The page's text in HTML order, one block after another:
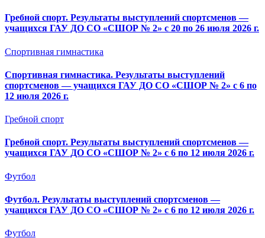
Гребной спорт. Результаты выступлений спортсменов —
учащихся ГАУ ДО СО «СШОР № 2» с 20 по 26 июля 2026 г.
Спортивная гимнастика
Спортивная гимнастика. Результаты выступлений
спортсменов — учащихся ГАУ ДО СО «СШОР № 2» с 6 по
12 июля 2026 г.
Гребной спорт
Гребной спорт. Результаты выступлений спортсменов —
учащихся ГАУ ДО СО «СШОР № 2» с 6 по 12 июля 2026 г.
Футбол
Футбол. Результаты выступлений спортсменов —
учащихся ГАУ ДО СО «СШОР № 2» с 6 по 12 июля 2026 г.
Футбол